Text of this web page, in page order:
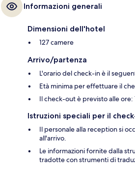
Informazioni generali
Dimensioni dell'hotel
127 camere
Arrivo/partenza
L'orario del check-in è il
Età minima per effettuare il
Il check-out è previsto alle ore:
Istruzioni speciali per il
Il personale alla reception si
all'arrivo.
Le informazioni fornite dalla
tradotte con strumenti di